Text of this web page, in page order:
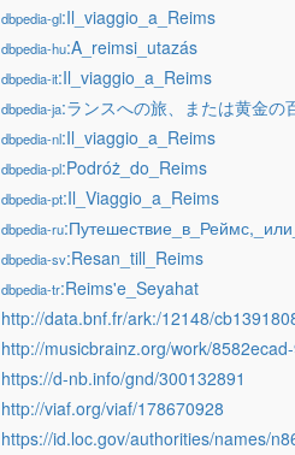
dbpedia-gl:Il_viaggio_a_Reims
dbpedia-hu:A_reimsi_utazás
dbpedia-it:Il_viaggio_a_Reims
dbpedia-ja:ランスへの旅、または黄金の
dbpedia-nl:Il_viaggio_a_Reims
dbpedia-pl:Podróż_do_Reims
dbpedia-pt:Il_Viaggio_a_Reims
dbpedia-ru
dbpedia-sv:Resan_till_Reims
dbpedia-tr:Reims'e_Seyahat
http://data.bnf.fr/ark:/12148/
http://musicbrainz.org/work/
https://d-nb.info/gnd/300132891
http://viaf.org/viaf/178670928
https://id.loc.gov/authorities/names/